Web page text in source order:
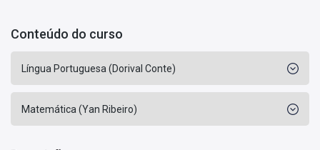
Conteúdo do curso
Língua Portuguesa (Dorival Conte)
Matemática (Yan Ribeiro)